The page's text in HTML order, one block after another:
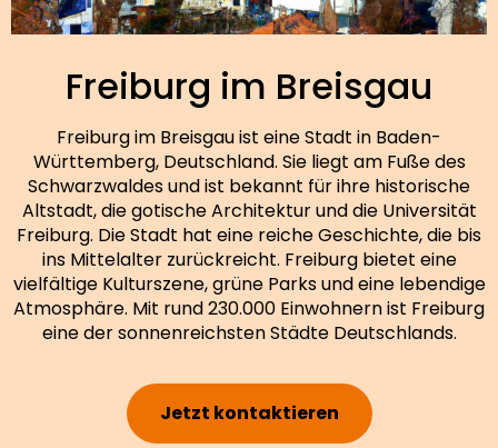
Freiburg im Breisgau
Freiburg im Breisgau ist eine Stadt in Baden-
Württemberg, Deutschland. Sie liegt am Fuße des
Schwarzwaldes und ist bekannt für ihre historische
Altstadt, die gotische Architektur und die Universität
Freiburg. Die Stadt hat eine reiche Geschichte, die bis
ins Mittelalter zurückreicht. Freiburg bietet eine
vielfältige Kulturszene, grüne Parks und eine lebendige
Atmosphäre. Mit rund 230.000 Einwohnern ist Freiburg
eine der sonnenreichsten Städte Deutschlands.
Jetzt kontaktieren